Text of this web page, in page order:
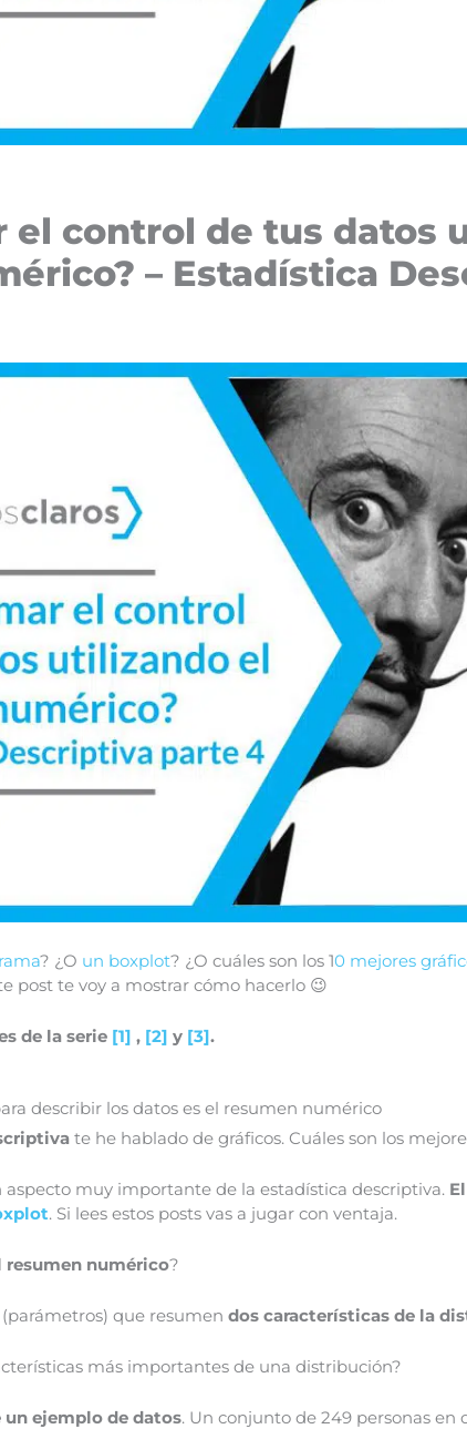
el control de tus datos
– Estadística
? ¿O un boxplot? ¿O cuáles son los 10 mejores
post te voy a mostrar cómo hacerlo 😉
de la serie [1] , [2] y[3].
describir los datos es el resumen numérico
te he hablado de gráficos. Cuáles son los
muy importante de la estadística descriptiva.El
. Si lees estos posts vas a jugar con ventaja.
resumen numérico?
que resumen dos características de la
más importantes de una distribución?
un ejemplo de datos. Un conjunto de 249 personas en